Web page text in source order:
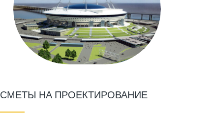
СМЕТЫ НА ПРОЕКТИРОВАНИЕ